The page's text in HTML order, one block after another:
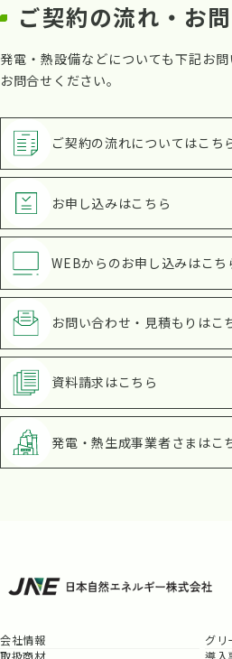
ご契約の流れ・お
発電・熱設備などについても下記お
お問合せください。
ご契約の流れについてはこち
お申し込みはこちら
WEBからのお申し込みはこち
お問い合わせ・見積もり はこ
資料請求 はこちら
発電・熱生成事業者さま はこ
会社情報
グリ